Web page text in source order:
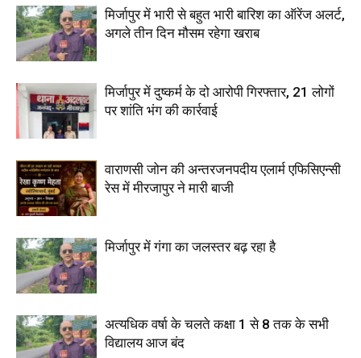
मिर्जापुर में भारी से बहुत भारी बारिश का ऑरेंज अलर्ट,
अगले तीन दिन मौसम रहेगा खराब
मिर्जापुर में दुष्कर्म के दो आरोपी गिरफ्तार, 21 लोगों
पर शांति भंग की कार्रवाई
वाराणसी जोन की अन्तरजनपदीय एलार्म एफिसिएन्सी
रेस में मीरजापुर ने मारी बाजी
मिर्जापुर में गंगा का जलस्तर बढ़ रहा है
अत्यधिक वर्षा के चलते कक्षा 1 से 8 तक के सभी
विद्यालय आज बंद